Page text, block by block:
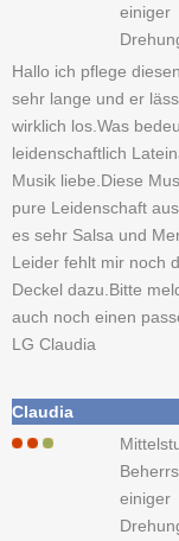
einiger
Hallo ich pflege
sehr lange und er
wirklich los.Was
leidenschaftlich
Musik liebe.Diese
pure Leidenschaft
es sehr Salsa und
Leider fehlt mir noch
Deckel dazu.Bitte
auch noch einen
LG Claudia
Claudia
einiger